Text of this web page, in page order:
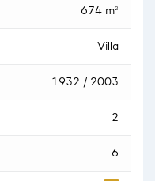
674 m²
Villa
1932 / 2003
2
6